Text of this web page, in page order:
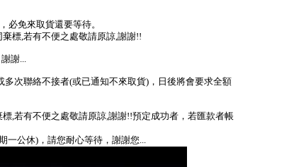
必免來取貨還要等待。
標,若有不便之處敬請原諒,謝謝!!
謝...
次聯絡不接者(或已通知不來取貨)，日後將會要求全額
,若有不便之處敬請原諒,謝謝!!預定成功者，若匯款者帳
一公休)，請您耐心等待，謝謝您...